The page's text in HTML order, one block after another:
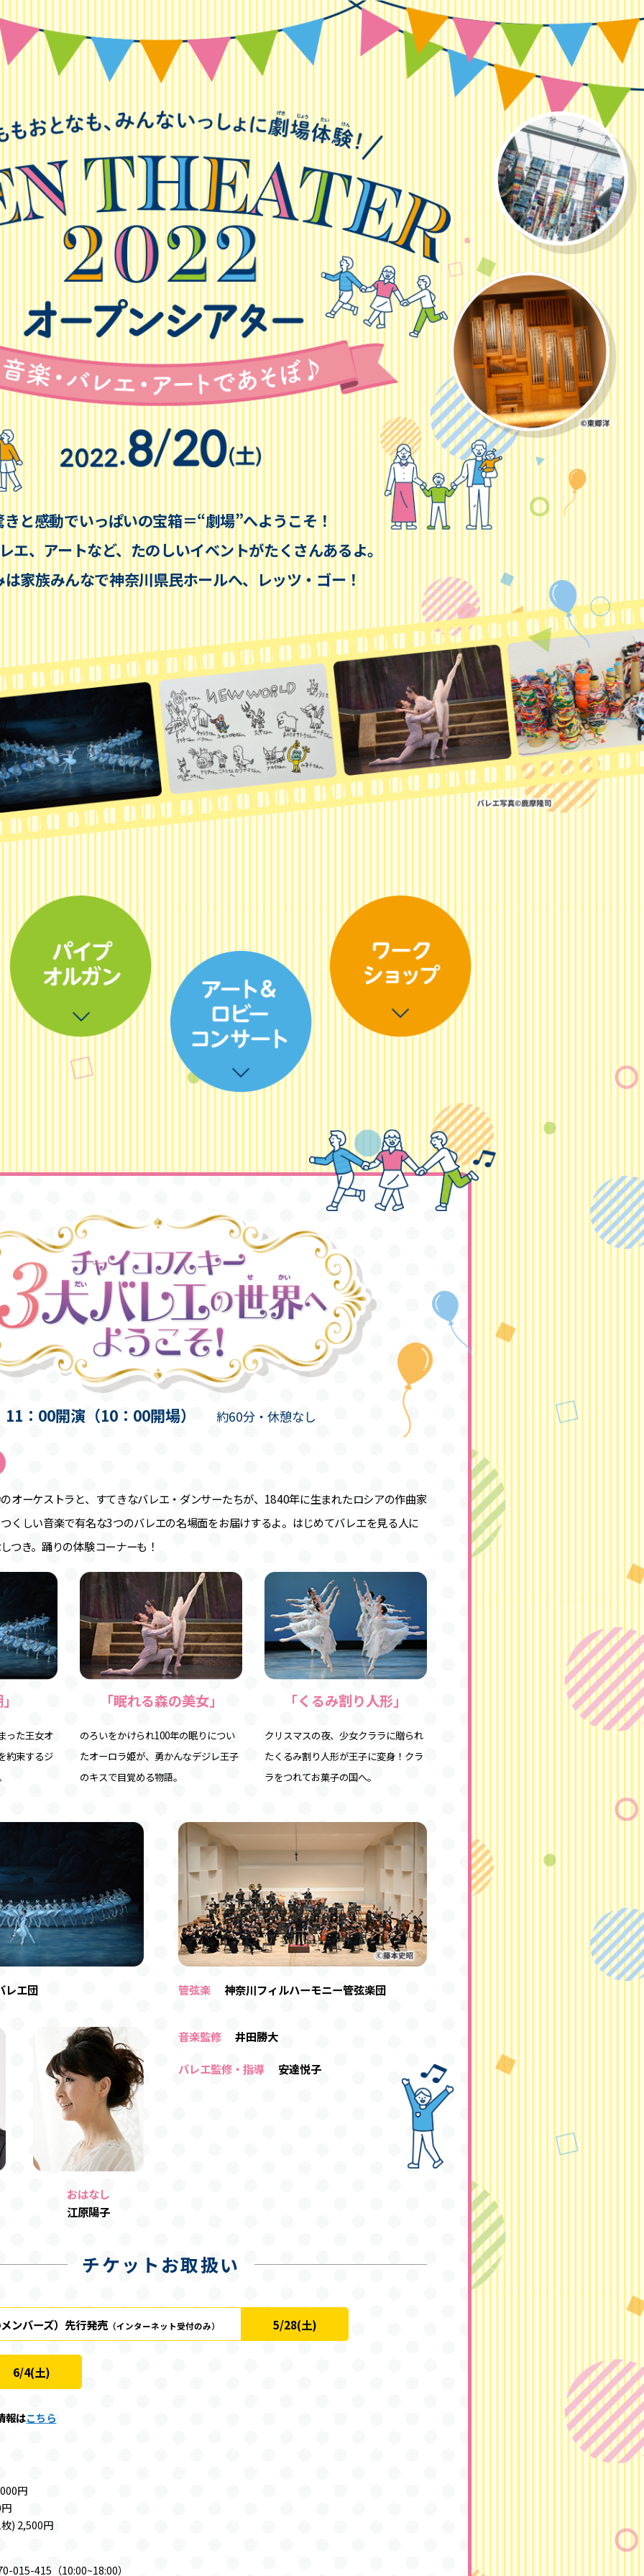
きと感動でいっぱいの宝箱＝“劇場”へようこそ！
エ、アートなど、 たのしいイベントがたくさんあるよ。
家族みんなで神奈川県民ホールへ、 レッツ・ゴー！
11：00開演（10：00開場） 約60分・休憩なし
オーケストラと、すてきなバレエ・ダンサーたちが、1840年に生まれたロシアの作曲家
くしい音楽で有名な3つのバレエの名場面をお届けするよ。はじめてバレエを見る人に
つき。踊りの体験コーナーも！
った王女オ
約束するジ
「眠れる森の美女」
のろいをかけられ100年の眠りについ
たオーロラ姫が、勇かんなデジレ王子
のキスで目覚める物語。
「くるみ割り人形」
クリスマスの夜、少女クララに贈られ
たくるみ割り人形が王子に変身！クラ
ラをつれてお菓子の国へ。
レエ団 管弦楽 神奈川フィルハーモニー管弦楽団
おはなし
江原陽子
音楽監修 井田勝大
バレエ監修・指導 安達悦子
チケットお取扱い
ンバーズ） 先行発売（インターネット受付のみ） 5/28(土)
6/4(土)
報はこちら
円
) 2,500円
415（10:00~18:00）